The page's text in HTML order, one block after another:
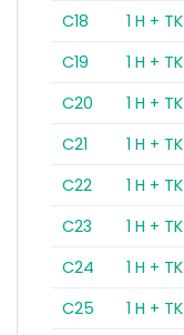
C18
1 H + TK
C19
1 H + TK
C20
1 H + TK
C21
1 H + TK
C22
1 H + TK
C23
1 H + TK
C24
1 H + TK
C25
1 H + TK